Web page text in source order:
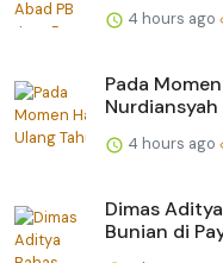
4 hours ago
Pada
4 hours ago
Dimas
Bunian di